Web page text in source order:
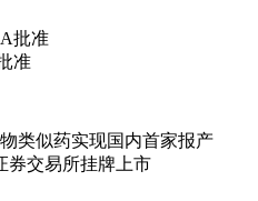
批准
准
类似药实现国内首家报产
券交易所挂牌上市